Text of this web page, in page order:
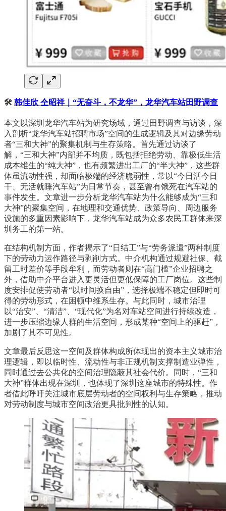
🛠 韩佳欣 仝昭祥｜“无奋斗，不龙华”，龙华汽车站田野调查
本文以深圳龙华汽车站为研究场域，通过田野调查与访谈，深
入剖析“龙华汽车站招聘市场”空间的生成逻辑及其对边缘劳动
者“三和大神”的聚集机制与生存策略。首先通过访谈了
解，“三和大神”内部并不均质，既包括拒绝劳动、靠极低生活
成本维生的“纯大神”，也有频繁进出工厂的“半大神”，这些群
体虽流动性强，却面临极端的经济脆弱性，常以“今日活今日
干、无活就睡汽车站”为日常节奏，甚至曾有饿死在汽车站的
事件发生。文章进一步分析龙华汽车站为什么能够成为“三和
大神”的聚集空间，在地理和交通优势、政策导向、周边服务
设施的多重因素影响下，龙华汽车站成为众多农民工群体来深
圳务工的第一站。
在结构机制方面，作者揭示了“日结工”与“劳务派遣”两种制度
下的劳动力运作路径与剥削方式。中介机构通过规避社保、截
留工时差价等手段牟利，而劳动者则在“高门槛”企业招聘之
外，借助中介平台进入更灵活但更低保障的工厂岗位。这些制
度安排促使劳动者“以时间换自由”，选择极端不稳定但即时可
得的劳动形式，在困顿中维系生存。与此同时，城市治理
以“治安”、“清洁”、“现代化”为名对车站空间进行持续改造，
进一步压缩边缘人群的生活空间，形成某种“空间上的驱赶”，
加剧了其不可见性。
文章最后反思这一空间及群体构成所体现出的资本主义城市治
理逻辑，即以临时性、流动性与非正规机制支撑制造业弹性，
同时通过去公共化的空间治理隐蔽其社会代价。同时，“三和
大神”群体出现在深圳，也体现了深圳这座城市的特殊性。作
者借此呼吁关注城市底层劳动者的空间权利与生存策略，推动
对劳动制度与城市空间政治更具批判性的认知。